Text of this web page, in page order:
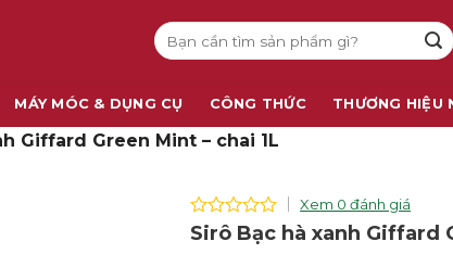
Tìm
kiếm:
MÁY MÓC & DỤNG CỤ CÔNG THỨC THƯƠNG HIỆU
Giffard Green Mint – chai 1L
0
Xem 0 đánh giá
Sirô Bạc hà xanh Giffard